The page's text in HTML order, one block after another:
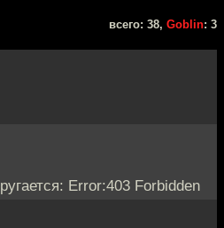
всего: 38, Goblin: 3
Error:403 Forbidden